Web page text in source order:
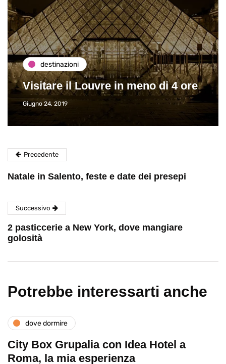
destinazioni
Visitare il Louvre in meno di 4 ore
Giugno 24, 2019
Precedente
Natale in Salento, feste e date dei presepi
Successivo
2 pasticcerie a New York, dove mangiare
golosità
Potrebbe interessarti anche
dove dormire
City Box Grupalia con Idea Hotel a
Roma, la mia esperienza